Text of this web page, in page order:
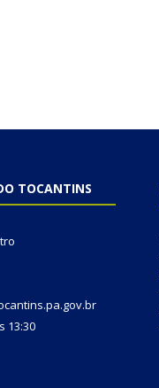
TOCANTINS
13:30